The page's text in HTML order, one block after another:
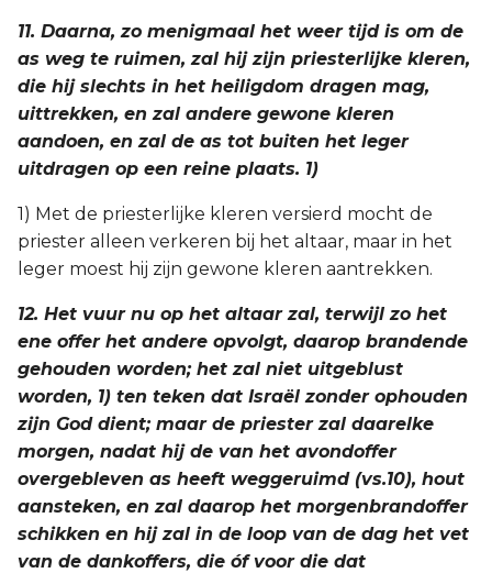
11. Daarna, zo menigmaal het weer tijd is om de
as weg te ruimen, zal hij zijn priesterlijke kleren,
die hij slechts in het heiligdom dragen mag,
uittrekken, en zal andere gewone kleren
aandoen, en zal de as tot buiten het leger
uitdragen op een reine plaats. 1)
1) Met de priesterlijke kleren versierd mocht de
priester alleen verkeren bij het altaar, maar in het
leger moest hij zijn gewone kleren aantrekken.
12. Het vuur nu op het altaar zal, terwijl zo het
ene offer het andere opvolgt, daarop brandende
gehouden worden; het zal niet uitgeblust
worden, 1) ten teken dat Israël zonder ophouden
zijn God dient; maar de priester zal daarelke
morgen, nadat hij de van het avondoffer
overgebleven as heeft weggeruimd (vs.10), hout
aansteken, en zal daarop het morgenbrandoffer
schikken en hij zal in de loop van de dag het vet
van de dankoffers, die óf voor die dat